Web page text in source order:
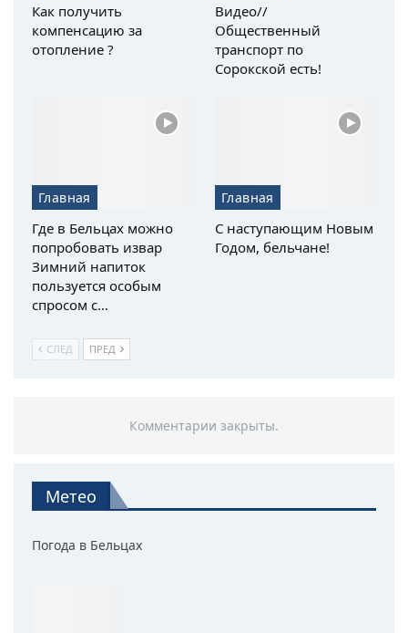
Как получить
компенсацию за
отопление ?
Видео//
Общественный
транспорт по
Сорокской есть!
Главная
Где в Бельцах можно
попробовать извар
Зимний напиток
пользуется особым
спросом с…
Главная
С наступающим Новым
Годом, бельчане!
СЛЕД ПРЕД
Комментарии закрыты.
Метео
Погода в Бельцах